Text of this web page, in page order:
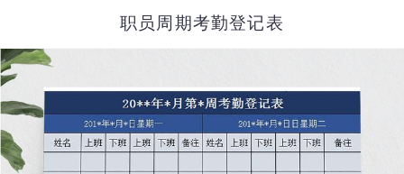
职员周期考勤登记表